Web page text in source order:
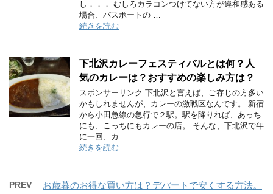
し．．． むしろカラコンつけてない方が違和感ある
場合、パスポートの …
続きを読む
下北沢カレーフェスティバルとは何？人
気のカレーは？おすすめの楽しみ方は？
スポンサーリンク 下北沢と言えば、ご存じの方多い
かもしれませんが、カレーの激戦区なんです。 新宿
から小田急線の急行で２駅。駅を降りれば、あっち
にも、こっちにもカレーの店。 そんな、下北沢で年
に一回、カ …
続きを読む
PREV
お歳暮のお得な買い方は？デパートで安くする方法。